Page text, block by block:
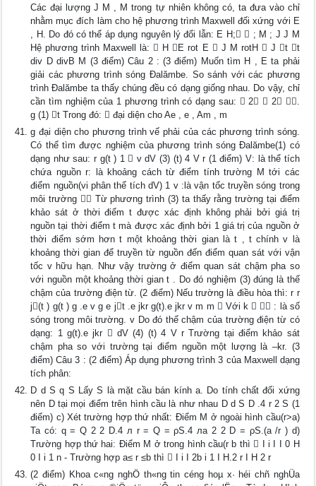
Các đại lượng J M , M trong tự nhiên không có, ta đưa vào chỉ
nhằm mục đích làm cho hệ phương trình Maxwell đối xứng với E
, H. Do đó có thể áp dụng nguyên lý đổi lẫn: E H;  ; M ; J J M
Hệ phương trình Maxwell là:  H E rot E  J M rotH  J t t
div D divB M (3 điểm) Câu 2 : (3 điểm) Muốn tìm H , E ta phải
giải các phương trình sóng Đalămbe. So sánh với các phương
trình Đalămbe ta thấy chúng đều có dạng giống nhau. Do vậy, chỉ
cần tìm nghiệm của 1 phương trình có dạng sau:  2  2 .
g (1) t Trong đó:  đại diện cho Ae , e , Am , m
g đại diện cho phương trình vế phải của các phương trình sóng.
Có thể tìm được nghiệm của phương trình sóng Đalămbe(1) có
dạng như sau: r g(t ) 1  v dV (3) (t) 4 V r (1 điểm) V: là thể tích
chứa nguồn r: là khoảng cách từ điểm tính trường M tới các
điểm nguồn(vi phân thể tích dV) 1 v :là vận tốc truyền sóng trong
môi trường  Từ phương trình (3) ta thấy rằng trường tại điểm
khảo sát ở thời điểm t được xác định không phải bởi giá trị
nguồn tại thời điểm t mà được xác định bởi 1 giá trị của nguồn ở
thời điểm sớm hơn t một khoảng thời gian là t , t chính v là
khoảng thời gian để truyền từ nguồn đến điểm quan sát với vận
tốc v hữu hạn. Như vậy trường ở điểm quan sát chậm pha so
với nguồn một khoảng thời gian t . Do đó nghiệm (3) đúng là thế
chậm của trường điện từ. (2 điểm) Nếu trường là điều hòa thì: r r
j(t ) g(t ) g .e v g e jt .e jkr g(t).e jkr v m m  Với k   : là số
sóng trong môi trường. v Do đó thế chậm của trường điện từ có
dạng: 1 g(t).e jkr  dV (4) (t) 4 V r Trường tại điểm khảo sát
chậm pha so với trường tại điểm nguồn một lượng là –kr. (3
điểm) Câu 3 : (2 điểm) Áp dụng phương trình 3 của Maxwell dạng
tích phân:
D d S q S Lấy S là mặt cầu bán kính a. Do tính chất đối xứng
nên D tại mọi điểm trên hình cầu là như nhau D d S D .4 r 2 S (1
điểm) c) Xét trường hợp thứ nhất: Điểm M ở ngoài hình cầu(r>a)
Ta có: q = Q 2 2 D.4 л r = Q = ρS.4 лa 2 2 D = ρS.(a /r ) d)
Trường hợp thứ hai: Điểm M ở trong hình cầu(r b thì  I i I I 0 H
0 I i 1 n - Trường hợp a≤ r ≤b thì  I i I 2b i 1 I H.2 r I H 2 r
(2 điểm) Khoa c«ng nghÖ th«ng tin céng hoµ x· héi chñ nghÜa